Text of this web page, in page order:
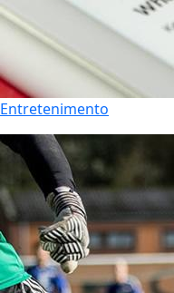
Entretenimento